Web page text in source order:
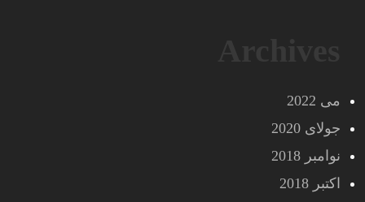
می 2022
جولای 2020
نوامبر 2018
اکتبر 2018